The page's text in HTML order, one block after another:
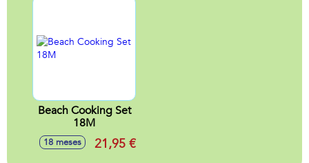
Beach Cooking Set
18M
18 meses 21,95 €